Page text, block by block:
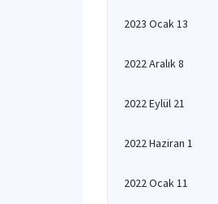
2023 Ocak 13
2022 Aralık 8
2022 Eylül 21
2022 Haziran 1
2022 Ocak 11